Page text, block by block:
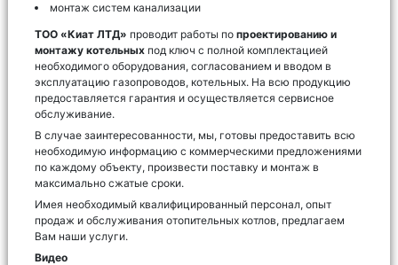
монтаж систем канализации
ТОО «Киат ЛТД» проводит работы по проектированию и
монтажу котельныхпод ключ с полной комплектацией
необходимого оборудования, согласованием и вводом в
эксплуатацию газопроводов, котельных. На всю продукцию
предоставляется гарантия и осуществляется сервисное
обслуживание.
В случае заинтересованности, мы, готовы предоставить всю
необходимую информацию с коммерческими предложениями
по каждому объекту, произвести поставку и монтаж в
максимально сжатые сроки.
Имея необходимый квалифицированный персонал, опыт
продаж и обслуживания отопительных котлов, предлагаем
Вам наши услуги.
Видео